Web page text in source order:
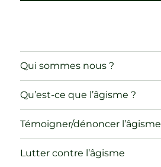
Qui sommes nous ?
Qu’est-ce que l’âgisme ?
Témoigner/dénoncer l’âgisme
Lutter contre l’âgisme